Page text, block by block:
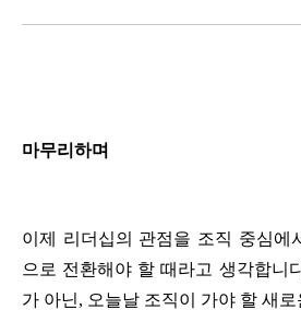
마무리하며
이제 리더십의 관점을 조직 중심에
으로 전환해야 할 때라고 생각합니
가 아닌, 오늘날 조직이 가야 할 새